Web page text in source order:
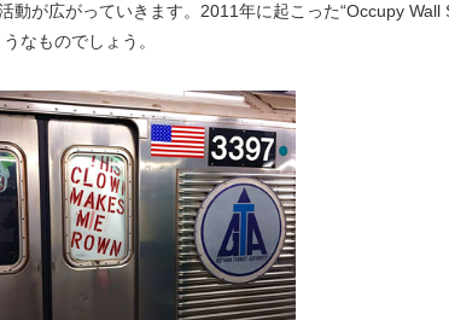
動が広がっていきます。2011年に起こった“Occupy Wall
なものでしょう。